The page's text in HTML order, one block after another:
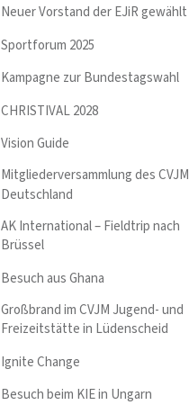
Neuer Vorstand der EJiR gewählt
Sportforum 2025
Kampagne zur Bundestagswahl
CHRISTIVAL 2028
Vision Guide
Mitgliederversammlung des CVJM
Deutschland
AK International – Fieldtrip nach
Brüssel
Besuch aus Ghana
Großbrand im CVJM Jugend- und
Freizeitstätte in Lüdenscheid
Ignite Change
Besuch beim KIE in Ungarn